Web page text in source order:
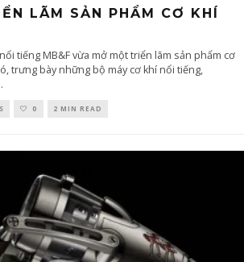
LÃM SẢN PHẨM CƠ KHÍ
tiếng MB&F vừa mở một triển lãm sản phẩm cơ
trưng bày những bộ máy cơ khí nổi tiếng,
0 2 MIN READ